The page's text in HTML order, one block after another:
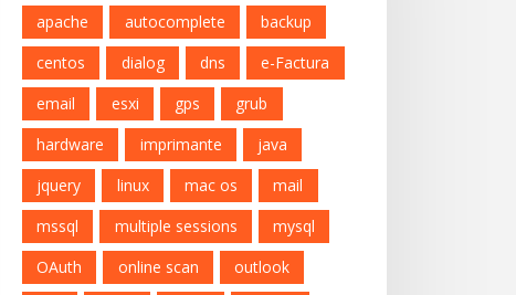
apache
autocomplete
backup
centos
dialog dns
e-Factura
email
esxi gps
grub
hardware
imprimante
java
jquery
linux mac os
mail
mssql
multiple sessions
mysql
OAuth
online scan
outlook